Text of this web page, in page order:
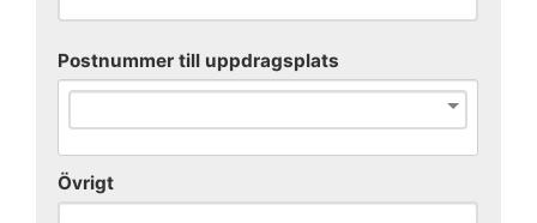
Postnummer till uppdragsplats
Övrigt